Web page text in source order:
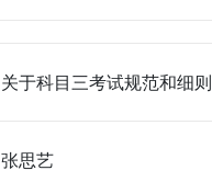
关于科目三考试规范和细则
张思艺